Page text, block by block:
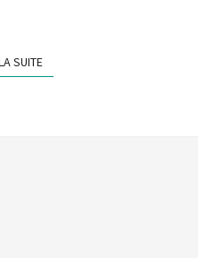
SUITELIRE LA SUITE